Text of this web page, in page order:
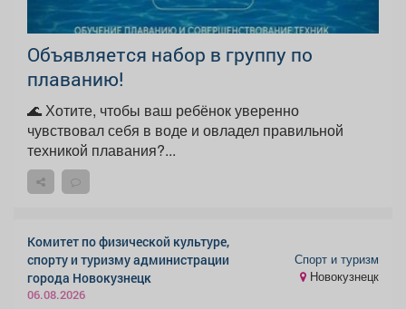
Объявляется набор в группу по
плаванию!
🌊 Хотите, чтобы ваш ребёнок уверенно
чувствовал себя в воде и овладел правильной
техникой плавания?...
Комитет по физической культуре,
спорту и туризму администрации
города Новокузнецк
06.08.2026
Спорт и туризм
Новокузнецк